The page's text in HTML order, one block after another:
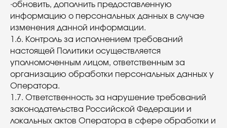
·обновить, дополнить предоставленную
информацию о персональных данных в случае
изменения данной информации.
1.6. Контроль за исполнением требований
настоящей Политики осуществляется
уполномоченным лицом, ответственным за
организацию обработки персональных данных у
Оператора.
1.7. Ответственность за нарушение требований
законодательства Российской Федерации и
локальных актов Оператора в сфере обработки и